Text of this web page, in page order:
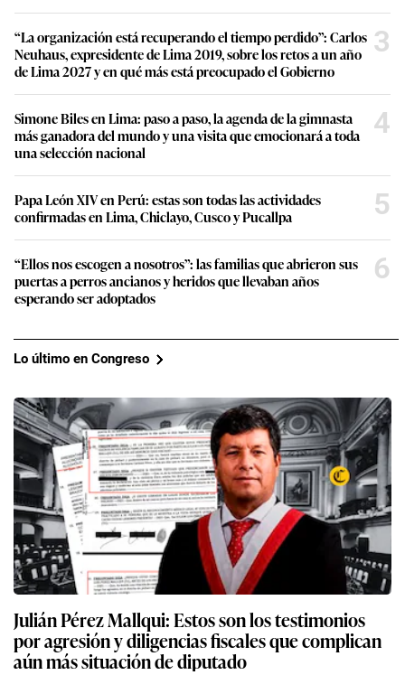
“La organización está recuperando el tiempo perdido”: Carlos
Neuhaus, expresidente de Lima 2019, sobre los retos a un año
de Lima 2027 y en qué más está preocupado el Gobierno
3
Simone Biles en Lima: paso a paso, la agenda de la gimnasta
más ganadora del mundo y una visita que emocionará a toda
una selección nacional
4
Papa León XIV en Perú: estas son todas las actividades
confirmadas en Lima, Chiclayo, Cusco y Pucallpa
5
“Ellos nos escogen a nosotros”: las familias que abrieron sus
puertas a perros ancianos y heridos que llevaban años
esperando ser adoptados
6
Lo último en Congreso
Julián Pérez Mallqui: Estos son los testimonios
por agresión y diligencias fiscales que complican
aún más situación de diputado